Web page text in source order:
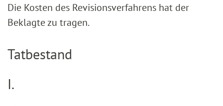
Die Kosten des Revisionsverfahrens hat der
Beklagte zu tragen.
Tatbestand
I.